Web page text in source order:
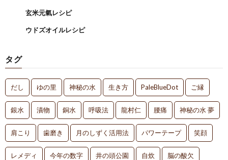
玄米元氣レシピ
ウドズオイルレシピ
タグ
だし ゆの里 神秘の水 生き方 PaleBlueDot ご縁
銀水 漬物 銅水 呼吸法 龍村仁 腰痛 神秘の水 夢
肩こり 歯磨き 月のしずく活用法 パワーテープ 笑顔
レメディ 今年の数字 井の頭公園 自炊 脳の酸欠